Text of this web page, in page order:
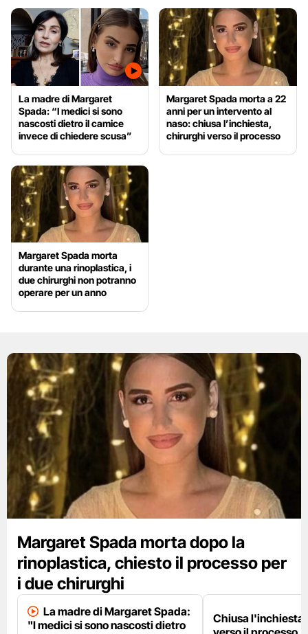
La madre di Margaret
Spada: “I medici si sono
nascosti dietro il camice
invece di chiedere scusa”
Margaret Spada morta a 22
anni per un intervento al
naso: chiusa l’inchiesta,
chirurghi verso il processo
Margaret Spada morta
durante una rinoplastica, i
due chirurghi non potranno
operare per un anno
Margaret Spada morta dopo la
rinoplastica, chiesto il processo per
i due chirurghi
La madre di Margaret Spada:
"I medici si sono nascosti dietro
Chiusa